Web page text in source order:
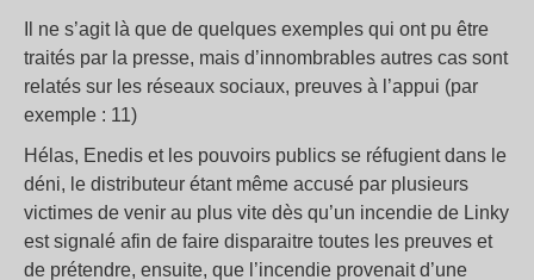
Il ne s’agit là que de quelques exemples qui ont pu être
traités par la presse, mais d’innombrables autres cas sont
relatés sur les réseaux sociaux, preuves à l’appui (par
exemple : 11)
Hélas, Enedis et les pouvoirs publics se réfugient dans le
déni, le distributeur étant même accusé par plusieurs
victimes de venir au plus vite dès qu’un incendie de Linky
est signalé afin de faire disparaitre toutes les preuves et
de prétendre, ensuite, que l’incendie provenait d’une